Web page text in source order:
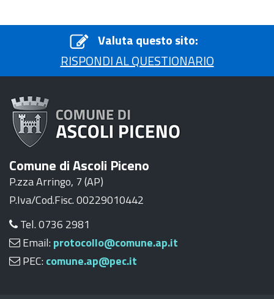
Valuta questo sito:
RISPONDI AL QUESTIONARIO
Comune di Ascoli Piceno
P.zza Arringo, 7 (AP)
P.Iva/Cod.Fisc. 00229010442
Tel. 0736 2981
Email: protocollo@comune.ap.it
PEC: comune.ap@pec.it